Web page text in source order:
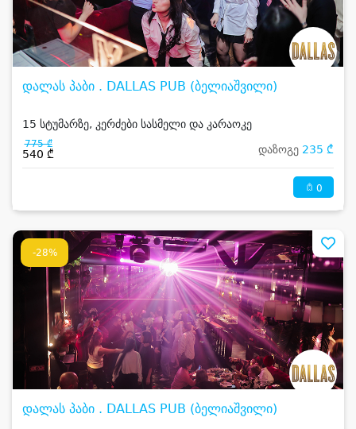
დალას პაბი . DALLAS PUB (ბელიაშვილი)
15 სტუმარზე, კერძები სასმელი და კარაოკე
775 ₾
540 ₾ დაზოგე 235 ₾
0
-28%
დალას პაბი . DALLAS PUB (ბელიაშვილი)